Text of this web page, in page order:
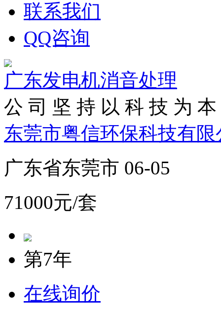
联系我们
QQ咨询
广东发电机消音处理
公 司 坚 持 以 科 技 为
东莞市粤信环保科技有限
广东省东莞市 06-05
71000元/套
第7年
在线询价